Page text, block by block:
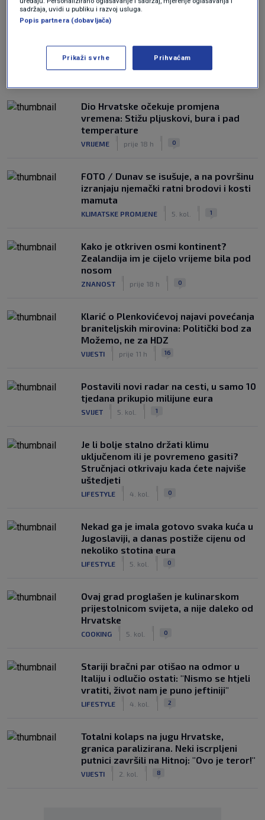
NAJČITANIJE
Dio Hrvatske očekuje promjena
vremena: Stižu pljuskovi, bura i pad
temperature
VRIJEME prije 18 h 0
FOTO / Dunav se isušuje, a na površinu
izranjaju njemački ratni brodovi i kosti
mamuta
KLIMATSKE PROMJENE 5. kol. 1
Kako je otkriven osmi kontinent?
Zealandija im je cijelo vrijeme bila pod
nosom
ZNANOST prije 18 h 0
Klarić o Plenkovićevoj najavi povećanja
braniteljskih mirovina: Politički bod za
Možemo, ne za HDZ
VIJESTI prije 11 h 16
Postavili novi radar na cesti, u samo 10
tjedana prikupio milijune eura
SVIJET 5. kol. 1
Je li bolje stalno držati klimu
uključenom ili je povremeno gasiti?
Stručnjaci otkrivaju kada ćete najviše
uštedjeti
LIFESTYLE 4. kol. 0
Nekad ga je imala gotovo svaka kuća u
Jugoslaviji, a danas postiže cijenu od
nekoliko stotina eura
LIFESTYLE 5. kol. 0
Ovaj grad proglašen je kulinarskom
prijestolnicom svijeta, a nije daleko od
Hrvatske
COOKING 5. kol. 0
Stariji bračni par otišao na odmor u
Italiju i odlučio ostati: "Nismo se htjeli
vratiti, život nam je puno jeftiniji"
LIFESTYLE 4. kol. 2
Totalni kolaps na jugu Hrvatske,
granica paralizirana. Neki iscrpljeni
putnici završili na Hitnoj: "Ovo je teror!"
VIJESTI 2. kol. 8
sadržaja, uvidi u publiku i razvoj usluga.
Popis partnera (dobavljača)
Prikaži svrhe Prihvaćam